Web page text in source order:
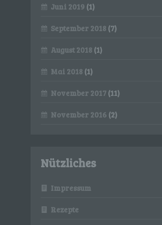
Juni 2019 (1)
September 2018 (7)
August 2018 (1)
Mai 2018 (1)
November 2017 (11)
November 2016 (2)
Nützliches
Impressum
Rezepte